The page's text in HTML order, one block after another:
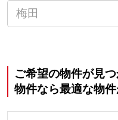
ご希望の物件が見
物件なら最適な物